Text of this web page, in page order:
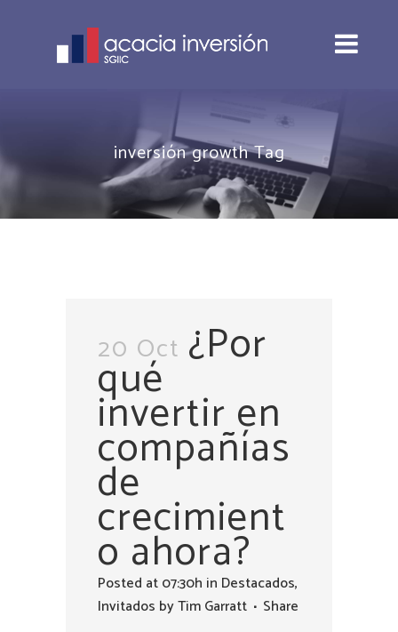
inversión growth Tag
20 Oct ¿Por
qué
invertir en
compañías
de
crecimient
o ahora?
Posted at 07:30h in Destacados,
Invitados byTim Garratt
Share